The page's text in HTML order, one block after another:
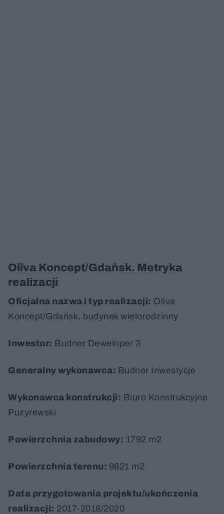
Oliva Koncept/Gdańsk. Metryka
realizacji
Oficjalna nazwa i typ realizacji: Oliva
Koncept/Gdańsk, budynek wielorodzinny
Inwestor: Budner Deweloper 3
Generalny wykonawca: Budner Inwestycje
Wykonawca konstrukcji: Biuro Konstrukcyjne
Puzyrewski
Powierzchnia zabudowy: 1792 m2
Powierzchnia terenu: 9821 m2
Data przygotowania projektu/ukończenia
realizacji: 2017-2018/2020